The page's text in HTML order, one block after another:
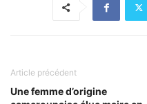
Article précédent
Une femme d’origine